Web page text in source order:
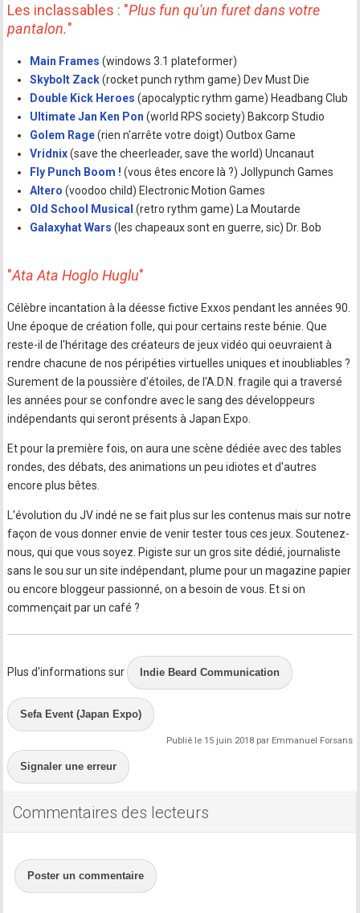
Les inclassables : "Plus fun qu'un furet dans votre
pantalon."
Main Frames (windows 3.1 plateformer)
Skybolt Zack(rocket punch rythm game) Dev Must Die
Double Kick Heroes (apocalyptic rythm game) Headbang Club
Ultimate Jan Ken Pon (world RPS society) Bakcorp Studio
Golem Rage(rien n'arrête votre doigt) Outbox Game
Vridnix(save the cheerleader, save the world) Uncanaut
Fly Punch Boom !(vous êtes encore là ?) Jollypunch Games
Altero (voodoo child) Electronic Motion Games
Old School Musical (retro rythm game) La Moutarde
Galaxyhat Wars (les chapeaux sont en guerre, sic) Dr. Bob
"Ata Ata Hoglo Huglu"
Célèbre incantation à la déesse fictive Exxos pendant les années 90.
Une époque de création folle, qui pour certains reste bénie. Que
reste-il de l'héritage des créateurs de jeux vidéo qui oeuvraient à
rendre chacune de nos péripéties virtuelles uniques et inoubliables ?
Surement de la poussière d'étoiles, de l'A.D.N. fragile qui a traversé
les années pour se confondre avec le sang des développeurs
indépendants qui seront présents à Japan Expo.
Et pour la première fois, on aura une scène dédiée avec des tables
rondes, des débats, des animations un peu idiotes et d'autres
encore plus bêtes.
L'évolution du JV indé ne se fait plus sur les contenus mais sur notre
façon de vous donner envie de venir tester tous ces jeux. Soutenez-
nous, qui que vous soyez. Pigiste sur un gros site dédié, journaliste
sans le sou sur un site indépendant, plume pour un magazine papier
ou encore bloggeur passionné, on a besoin de vous. Et si on
commençait par un café ?
Plus d'informations sur Indie Beard Communication
Sefa Event (Japan Expo)
Publié le 15 juin 2018 par Emmanuel Forsans
Signaler une erreur
Commentaires des lecteurs
Poster un commentaire